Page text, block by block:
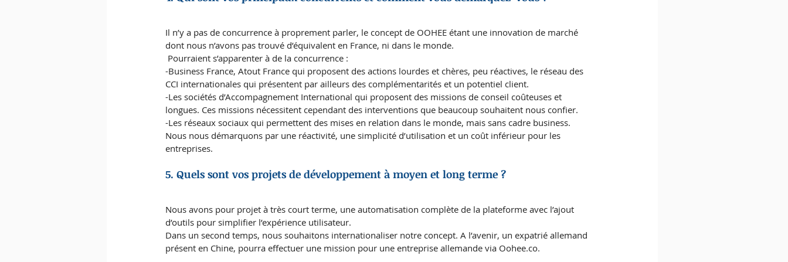
Il n’y a pas de concurrence à proprement parler, le concept de OOHEE étant une innovation de marché
dont nous n’avons pas trouvé d’équivalent en France, ni dans le monde.
Pourraient s’apparenter à de la concurrence :
-Business France, Atout France qui proposent des actions lourdes et chères, peu réactives, le réseau des
CCI internationales qui présentent par ailleurs des complémentarités et un potentiel client.
-Les sociétés d’Accompagnement International qui proposent des missions de conseil coûteuses et
longues. Ces missions nécessitent cependant des interventions que beaucoup souhaitent nous confier.
-Les réseaux sociaux qui permettent des mises en relation dans le monde, mais sans cadre business.
Nous nous démarquons par une réactivité, une simplicité d’utilisation et un coût inférieur pour les
entreprises.
5. Quels sont vos projets de développement à moyen et long terme ?
Nous avons pour projet à très court terme, une automatisation complète de la plateforme avec l’ajout
d’outils pour simplifier l’expérience utilisateur.
Dans un second temps, nous souhaitons internationaliser notre concept. A l’avenir, un expatrié allemand
présent en Chine, pourra effectuer une mission pour une entreprise allemande via Oohee.co.